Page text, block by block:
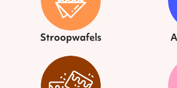
Stroopwafels